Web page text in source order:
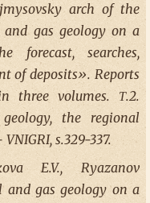
arch of the
and gas geology on a
forecast, searches,
of deposits». Reports
three volumes. Т.2.
the regional
s.329-337.
E.V., Ryazanov
and gas geology on a